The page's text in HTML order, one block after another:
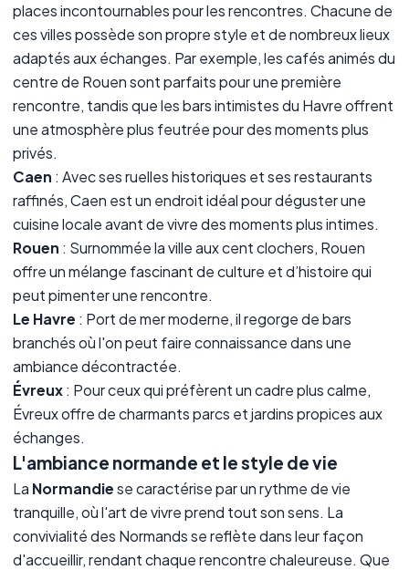
places incontournables pour les rencontres. Chacune de
ces villes possède son propre style et de nombreux lieux
adaptés aux échanges. Par exemple, les cafés animés du
centre de Rouen sont parfaits pour une première
rencontre, tandis que les bars intimistes du Havre offrent
une atmosphère plus feutrée pour des moments plus
privés.
Caen : Avec ses ruelles historiques et ses restaurants
raffinés, Caen est un endroit idéal pour déguster une
cuisine locale avant de vivre des moments plus intimes.
Rouen : Surnommée la ville aux cent clochers, Rouen
offre un mélange fascinant de culture et d’histoire qui
peut pimenter une rencontre.
Le Havre : Port de mer moderne, il regorge de bars
branchés où l'on peut faire connaissance dans une
ambiance décontractée.
Évreux: Pour ceux qui préfèrent un cadre plus calme,
Évreux offre de charmants parcs et jardins propices aux
échanges.
L'ambiance normande et le style de vie
La Normandiese caractérise par un rythme de vie
tranquille, où l'art de vivre prend tout son sens. La
convivialité des Normands se reflète dans leur façon
d'accueillir, rendant chaque rencontre chaleureuse. Que